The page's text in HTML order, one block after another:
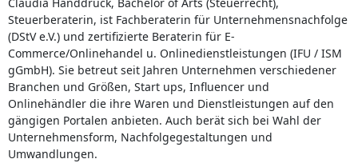
Steuerberaterin, ist Fachberaterin für Unternehmensnachfolge
(DStV e.V.) und zertifizierte Beraterin für E-
Commerce/Onlinehandel u. Onlinedienstleistungen (IFU / ISM
gGmbH). Sie betreut seit Jahren Unternehmen verschiedener
Branchen und Größen, Start ups, Influencer und
Onlinehändler die ihre Waren und Dienstleistungen auf den
gängigen Portalen anbieten. Auch berät sich bei Wahl der
Unternehmensform, Nachfolgegestaltungen und
Umwandlungen.